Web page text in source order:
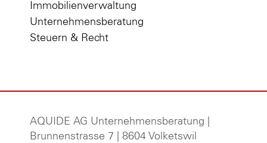
Immobilienverwaltung
Unternehmensberatung
Steuern & Recht
AQUIDE AG Unternehmensberatung
Brunnenstrasse 7 | 8604 Volketswil